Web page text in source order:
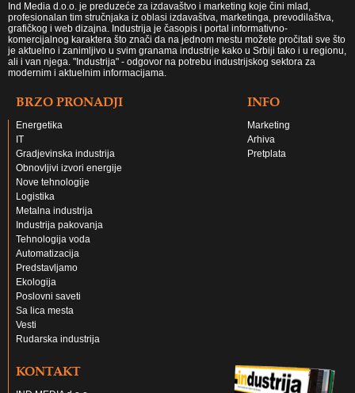
Ind Media d.o.o. je preduzeće za izdavaštvo i marketing koje čini mlad,
profesionalan tim stručnjaka iz oblasi izdavaštva, marketinga, prevodilaštva,
grafičkog i web dizajna. Industrija je časopis i portal informativno-
komercijalnog karaktera što znači da na jednom mestu možete pročitati sve što
je aktuelno i zanimljivo u svim granama industrije kako u Srbiji tako i u regionu,
ali i van njega. "Industrija" - odgovor na potrebu industrijskog sektora za
modernim i aktuelnim informacijama.
BRZO PRONADJI
Energetika
IT
Gradjevinska industrija
Obnovljivi izvori energije
Nove tehnologije
Logistika
Metalna industrija
Industrija pakovanja
Tehnologija voda
Automatizacija
Predstavljamo
Ekologija
Poslovni saveti
Sa lica mesta
Vesti
Rudarska industrija
INFO
Marketing
Arhiva
Pretplata
KONTAKT